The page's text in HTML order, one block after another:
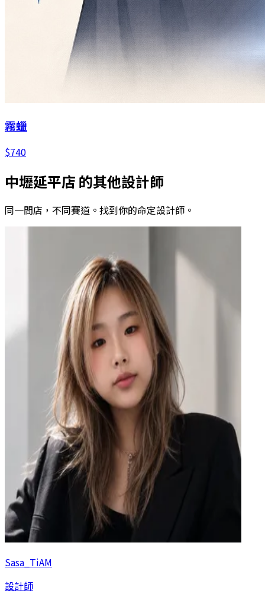
霧蠟
$740
中壢延平店 的其他設計師
同一間店，不同賽道。找到你的命定設計師。
Sasa_TiAM
設計師